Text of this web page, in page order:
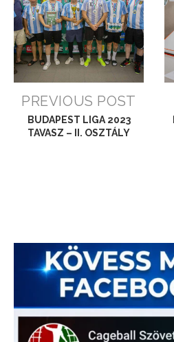
PREVIOUS POST
BUDAPEST LIGA 2023
TAVASZ – II. OSZTÁLY